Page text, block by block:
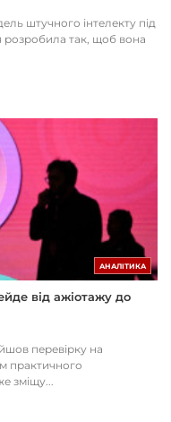
штучного інтелекту під
розробила так, щоб вона
АНАЛІТИКА
від ажіотажу до
перевірку на
практичного
зміщу...